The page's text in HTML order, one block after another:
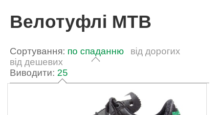
Велотуфлі MTB
Сортування: по спаданню
від дорогих
від дешевих
Виводити: 25